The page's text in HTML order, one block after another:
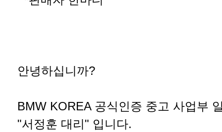
안녕하십니까?
BMW KOREA 공식인증 중고 사업부
"서정훈 대리" 입니다.